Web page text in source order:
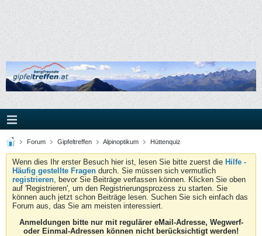
Forum Gipfeltreffen Alpinoptikum Hüttenquiz
Wenn dies Ihr erster Besuch hier ist, lesen Sie bitte zuerst die Hilfe -
Häufig gestellte Fragen durch. Sie müssen sich vermutlich
registrieren, bevor Sie Beiträge verfassen können. Klicken Sie oben
auf 'Registrieren', um den Registrierungsprozess zu starten. Sie
können auch jetzt schon Beiträge lesen. Suchen Sie sich einfach das
Forum aus, das Sie am meisten interessiert.
Anmeldungen bitte nur mit regulärer eMail-Adresse, Wegwerf-
oder Einmal-Adressen können nicht berücksichtigt werden!